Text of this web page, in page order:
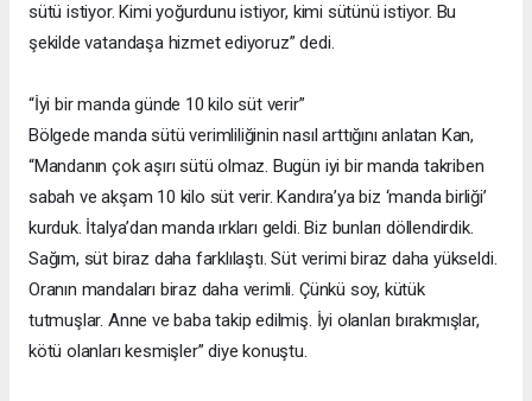
sütü istiyor. Kimi yoğurdunu istiyor, kimi sütünü istiyor. Bu
şekilde vatandaşa hizmet ediyoruz” dedi.
“İyi bir manda günde 10 kilo süt verir”
Bölgede manda sütü verimliliğinin nasıl arttığını anlatan Kan,
“Mandanın çok aşırı sütü olmaz. Bugün iyi bir manda takriben
sabah ve akşam 10 kilo süt verir. Kandıra’ya biz ‘manda birliği’
kurduk. İtalya’dan manda ırkları geldi. Biz bunları döllendirdik.
Sağım, süt biraz daha farklılaştı. Süt verimi biraz daha yükseldi.
Oranın mandaları biraz daha verimli. Çünkü soy, kütük
tutmuşlar. Anne ve baba takip edilmiş. İyi olanları bırakmışlar,
kötü olanları kesmişler” diye konuştu.